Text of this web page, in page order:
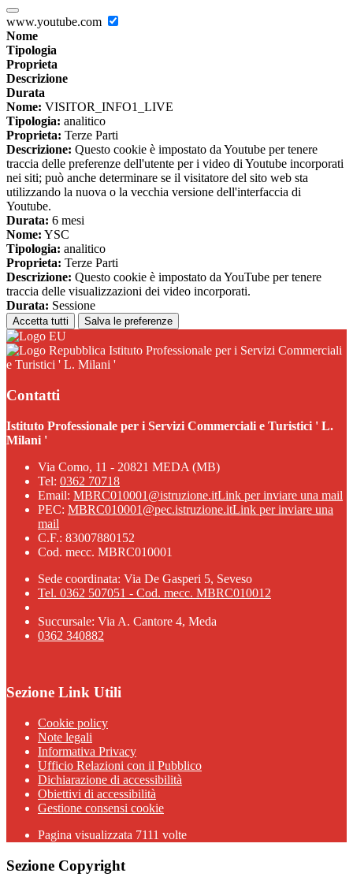
www.youtube.com
Nome
Tipologia
Proprieta
Descrizione
Durata
Nome: VISITOR_INFO1_LIVE
Tipologia: analitico
Proprieta: Terze Parti
Descrizione: Questo cookie è impostato da Youtube per tenere
traccia delle preferenze dell'utente per i video di Youtube incorporati
nei siti; può anche determinare se il visitatore del sito web sta
utilizzando la nuova o la vecchia versione dell'interfaccia di
Youtube.
Durata: 6 mesi
Nome: YSC
Tipologia: analitico
Proprieta: Terze Parti
Descrizione: Questo cookie è impostato da YouTube per tenere
traccia delle visualizzazioni dei video incorporati.
Durata: Sessione
Accetta tutti Salva le preferenze
Istituto Professionale per i Servizi Commerciali
e Turistici ' L. Milani '
Contatti
Istituto Professionale per i Servizi Commerciali e Turistici ' L.
Milani '
Via Como, 11 - 20821 MEDA (MB)
Tel: 0362 70718
Email: MBRC010001@istruzione.itLink per inviare una mail
PEC: MBRC010001@pec.istruzione.itLink per inviare una
mail
C.F.: 83007880152
Cod. mecc. MBRC010001
Sede coordinata: Via De Gasperi 5, Seveso
Tel. 0362 507051 - Cod. mecc. MBRC010012
Succursale: Via A. Cantore 4, Meda
0362 340882
Sezione Link Utili
Cookie policy
Note legali
Informativa Privacy
Ufficio Relazioni con il Pubblico
Dichiarazione di accessibilità
Obiettivi di accessibilità
Gestione consensi cookie
Pagina visualizzata 7111 volte
Sezione Copyright